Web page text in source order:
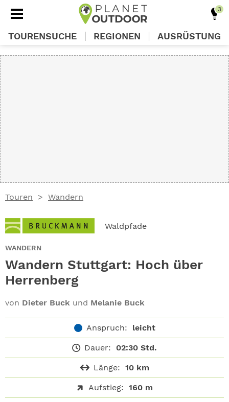
Touren Wandern
Waldpfade
WANDERN
Wandern Stuttgart: Hoch über
Herrenberg
von Dieter Buck und Melanie Buck
Anspruch: leicht
Dauer: 02:30 Std.
Länge: 10 km
Aufstieg: 160 m
TOURENSUCHE REGIONEN AUSRÜSTUNG
ABO
GEWINNEN
NEWSLETTER
SHOP